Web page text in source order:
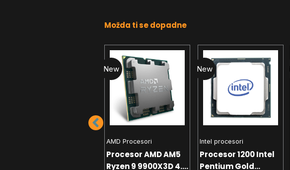
Možda ti se dopadne
New
AMD Procesori
Procesor AMD AM5
Ryzen 9 9900X3D 4.4
New
Intel procesori
Procesor 1200 Intel
Pentium Gold